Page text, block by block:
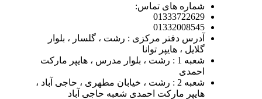
شماره های تماس:
01333722629
01332008545
آدرس دفتر مرکزی : رشت ، گلسار ، بلوار
گلایل ، هایپر توانا
شعبه 1 : رشت ، بلوار مدرس ، هایپر مارکت
احمدی
شعبه 2 : رشت ، خیابان مطهری ، حاجی آباد ،
هایپر مارکت احمدی شعبه حاجی آباد